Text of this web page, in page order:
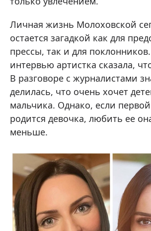
Личная жизнь Молоховской
остается загадкой как для
прессы, так и для
интервью артистка сказала,
В разговоре с журналистами
делилась, что очень хочет
мальчика. Однако, если
родится девочка, любить ее
меньше.